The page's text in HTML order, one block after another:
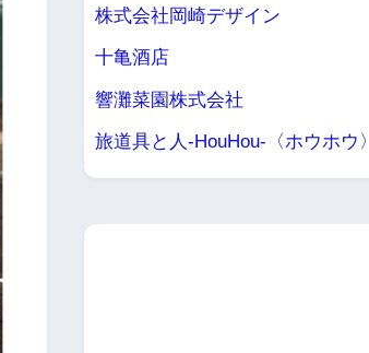
株式会社岡崎デザイン
十亀酒店
響灘菜園株式会社
旅道具と人-HouHou-〈ホウホウ〉